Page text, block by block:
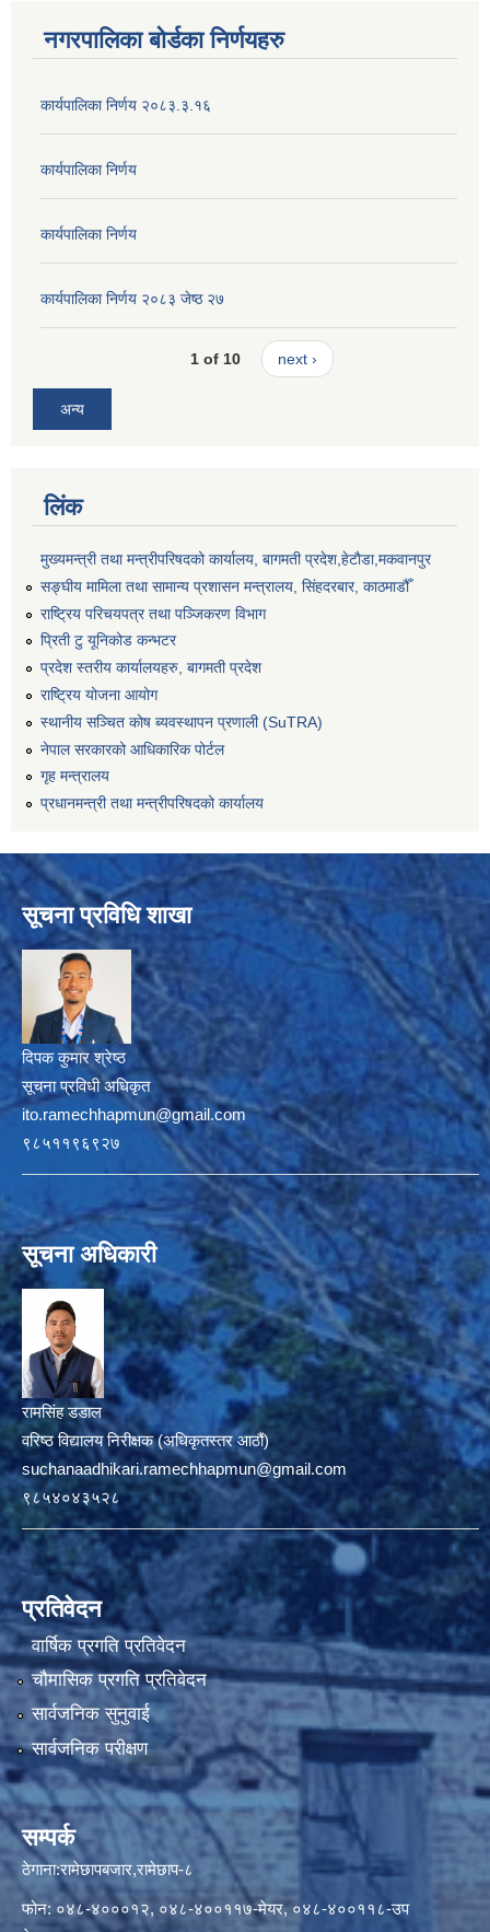
नगरपालिका बोर्डका निर्णयहरु
कार्यपालिका निर्णय २०८३.३.१६
कार्यपालिका निर्णय
कार्यपालिका निर्णय
कार्यपालिका निर्णय २०८३ जेष्ठ २७
1 of 10 next ›
अन्य
लिंक
मुख्यमन्त्री तथा मन्त्रीपरिषदको कार्यालय, बागमती प्रदेश,हेटाैडा,मकवानपुर
सङ्‍घीय मामिला तथा सामान्य प्रशासन मन्त्रालय, सिंहदरबार, काठमाडौँ
राष्ट्रिय परिचयपत्र तथा पञ्जिकरण विभाग
प्रिती टु यूनिकोड कन्भटर
प्रदेश स्तरीय कार्यालयहरु, बागमती प्रदेश
राष्ट्रिय योजना आयोग
स्थानीय सञ्चित कोष ब्यवस्थापन प्रणाली (SuTRA)
नेपाल सरकारको आधिकारिक पोर्टल
गृह मन्त्रालय
प्रधानमन्त्री तथा मन्त्रीपरिषदको कार्यालय
सूचना प्रविधि शाखा
दिपक कुमार श्रेष्ठ
सूचना प्रविधी अधिकृत
ito.ramechhapmun@gmail.com
९८५११९६९२७
सूचना अधिकारी
रामसिंह डडाल
वरिष्ठ विद्यालय निरीक्षक (अधिकृतस्तर आठौं)
suchanaadhikari.ramechhapmun@gmail.com
९८५४०४३५२८
प्रतिवेदन
वार्षिक प्रगति प्रतिवेदन
चौमासिक प्रगति प्रतिवेदन
सार्वजनिक सुनुवाई
सार्वजनिक परीक्षण
सम्पर्क
ठेगाना:रामेछापबजार,रामेछाप-८
फोन: ०४८-४०००१२, ०४८-४००११७-मेयर, ०४८-४००११८-उप